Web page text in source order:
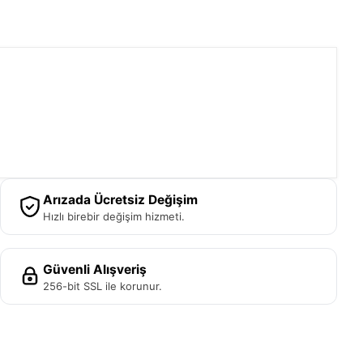
Arızada Ücretsiz Değişim
Hızlı birebir değişim hizmeti.
Güvenli Alışveriş
256-bit SSL ile korunur.